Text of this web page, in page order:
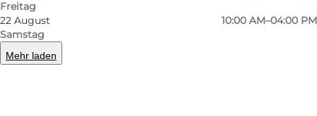
Freitag
22 August
Samstag
10:00 AM–04:00 PM
Mehr laden
die Stadtbahnhaltestelle sind in wenigen
Minuten zu Fuß zu erreichen.